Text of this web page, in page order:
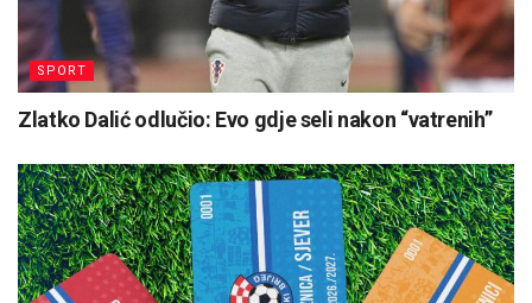
SPORT
Zlatko Dalić odlučio: Evo gdje seli nakon “vatrenih”